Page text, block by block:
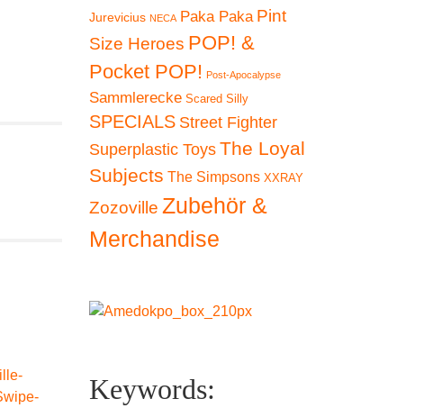
Jurevicius NECA Paka Paka Pint
Size Heroes POP! &
Pocket POP! Post-Apocalypse
Sammlerecke Scared Silly
SPECIALS Street Fighter
Superplastic ToysThe Loyal
Subjects The Simpsons XXRAY
Zozoville Zubehör &
Merchandise
Keywords: